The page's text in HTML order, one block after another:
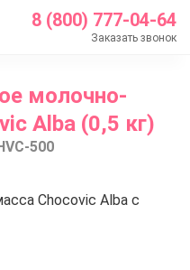
8 (800) 777-04-64
Заказать звонок
молочно-
Alba (0,5 кг)
500
Chocovic Alba с